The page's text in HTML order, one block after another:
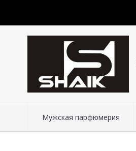
Мужская парфюмерия